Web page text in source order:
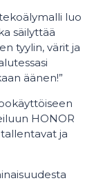
luo
säilyttää
tyylin, värit ja
äänen!”
HONOR
ja